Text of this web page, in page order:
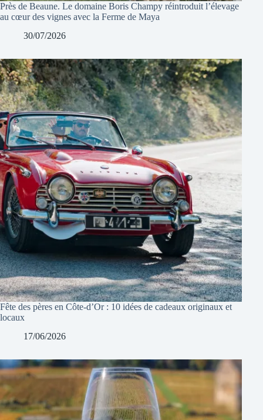
Près de Beaune. Le domaine Boris Champy réintroduit l’élevage
au cœur des vignes avec la Ferme de Maya
30/07/2026
Fête des pères en Côte-d’Or : 10 idées de cadeaux originaux et
locaux
17/06/2026